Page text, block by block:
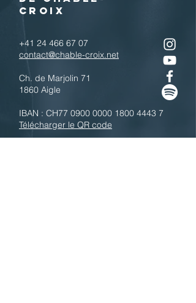
CROIX
+41 24 466 67 07
contact@chable-croix.net
Ch. de Marjolin 71
1860 Aigle
IBAN : CH77 0900 0000 1800 4443 7
Télécharger le QR code